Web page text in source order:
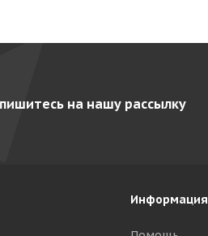
на нашу рассылку
Информация